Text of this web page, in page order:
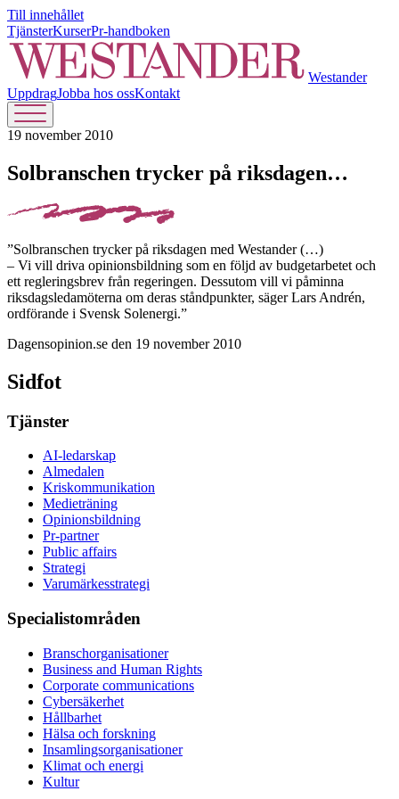
Till innehållet
TjänsterKurserPr-handboken
Westander
UppdragJobba hos ossKontakt
19 november 2010
Solbranschen trycker på riksdagen…
”Solbranschen trycker på riksdagen med Westander (…)
– Vi vill driva opinionsbildning som en följd av budgetarbetet och
ett regleringsbrev från regeringen. Dessutom vill vi påminna
riksdagsledamöterna om deras ståndpunkter, säger Lars Andrén,
ordförande i Svensk Solenergi.”
Dagensopinion.se den 19 november 2010
Sidfot
Tjänster
AI-ledarskap
Almedalen
Kris­kommunikation
Medieträning
Opinionsbildning
Pr-partner
Public affairs
Strategi
Varumärkesstrategi
Specialistområden
Branschorganisationer
Business and Human Rights
Corporate communications
Cybersäkerhet
Hållbarhet
Hälsa och forskning
Insamlingsorganisationer
Klimat och energi
Kultur